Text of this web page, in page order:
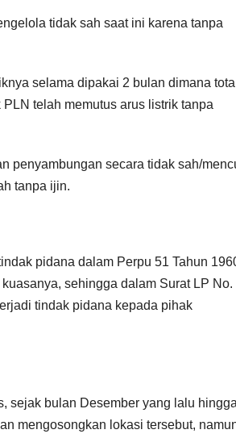
tidak sah saat ini karena tanpa
selama dipakai 2 bulan dimana
telah memutus arus listrik tanpa
penyambungan secara tidak sah/
tanpa ijin.
pidana dalam Perpu 51 Tahun
sehingga dalam Surat LP No.
tindak pidana kepada pihak
sejak bulan Desember yang lalu
mengosongkan lokasi tersebut,